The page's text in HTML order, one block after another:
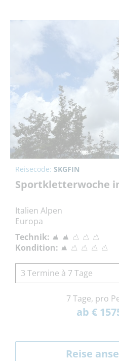
Reisecode: SKGFIN
Sportkletterwoche
Italien Alpen
Europa
Technik:
Kondition:
3 Termine à 7 Tage
7 Tage, pro
ab €
Reise